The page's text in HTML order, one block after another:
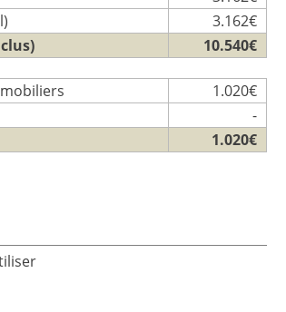
3.162€
10.540€
1.020€
-
1.020€